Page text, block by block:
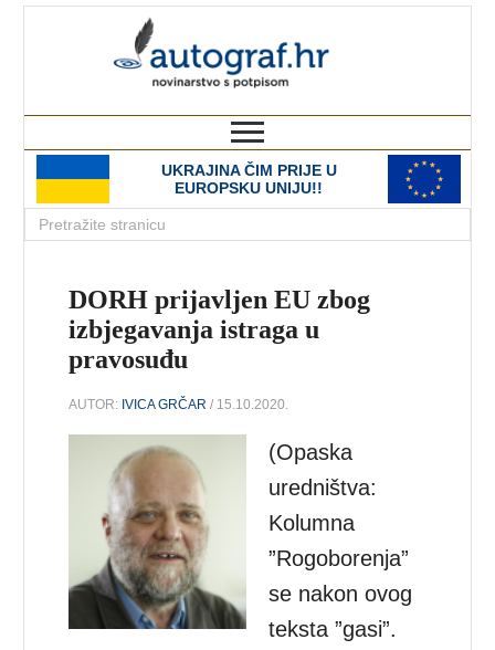
UKRAJINA ČIM PRIJE U
EUROPSKU UNIJU!!
DORH prijavljen EU zbog
izbjegavanja istraga u
pravosuđu
AUTOR: IVICA GRČAR / 15.10.2020.
(Opaska
uredništva:
Kolumna
”Rogoborenja”
se nakon ovog
teksta ”gasi”.